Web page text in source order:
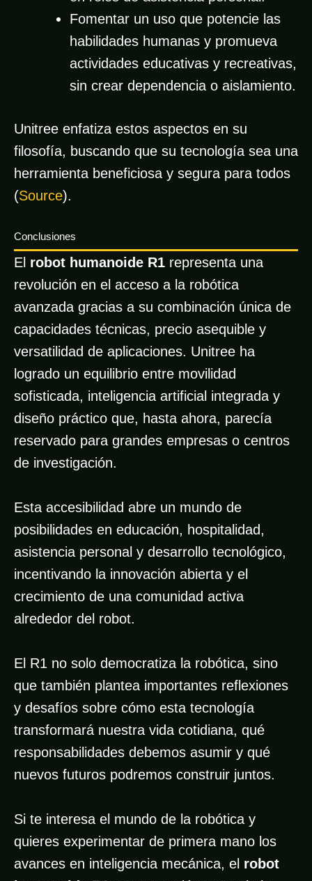
Fomentar un uso que potencie las
habilidades humanas y promueva
actividades educativas y recreativas,
sin crear dependencia o aislamiento.
Unitree enfatiza estos aspectos en su
filosofía, buscando que su tecnología sea una
herramienta beneficiosa y segura para todos
(Source).
Conclusiones
El robot humanoide R1 representa una
revolución en el acceso a la robótica
avanzada gracias a su combinación única de
capacidades técnicas, precio asequible y
versatilidad de aplicaciones. Unitree ha
logrado un equilibrio entre movilidad
sofisticada, inteligencia artificial integrada y
diseño práctico que, hasta ahora, parecía
reservado para grandes empresas o centros
de investigación.
Esta accesibilidad abre un mundo de
posibilidades en educación, hospitalidad,
asistencia personal y desarrollo tecnológico,
incentivando la innovación abierta y el
crecimiento de una comunidad activa
alrededor del robot.
El R1 no solo democratiza la robótica, sino
que también plantea importantes reflexiones
y desafíos sobre cómo esta tecnología
transformará nuestra vida cotidiana, qué
responsabilidades debemos asumir y qué
nuevos futuros podremos construir juntos.
Si te interesa el mundo de la robótica y
quieres experimentar de primera mano los
avances en inteligencia mecánica, el robot